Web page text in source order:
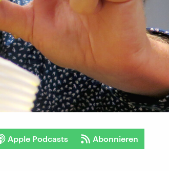
Apple Podcasts Abonnieren